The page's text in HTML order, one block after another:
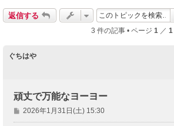
返信する
3 件の記事 • ページ 1 ／ 1
ぐちはや
頑丈で万能なヨーヨー
投
稿
2026年1月31日(土) 15:30